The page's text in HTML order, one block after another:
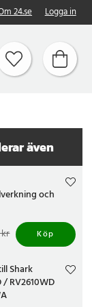
24.se Logga in
även
och
pris
pris 179 kr
kr Köp
Shark
/ RV2610WD